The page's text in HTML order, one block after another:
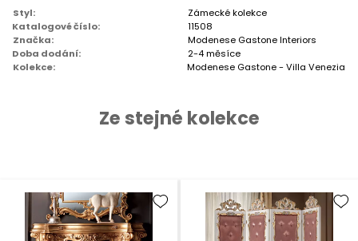
Styl:
Zámecké kolekce
Katalogové číslo:
11508
Značka:
Modenese Gastone Interiors
Doba dodání:
2-4 měsíce
Kolekce:
Modenese Gastone - Villa Venezia
Ze stejné kolekce